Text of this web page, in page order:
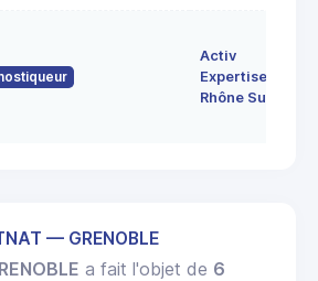
Activ
Expertise
Rhône Sud
— GRENOBLE
a fait l'objet de 6